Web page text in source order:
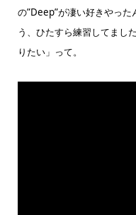
の”Deep”が凄い好きやっ
う、ひたすら練習してまし
りたい」って。